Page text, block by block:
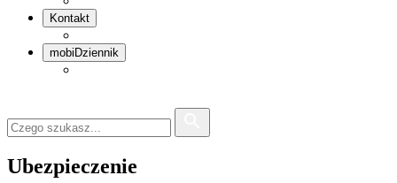
Kontakt
mobiDziennik
Ubezpieczenie